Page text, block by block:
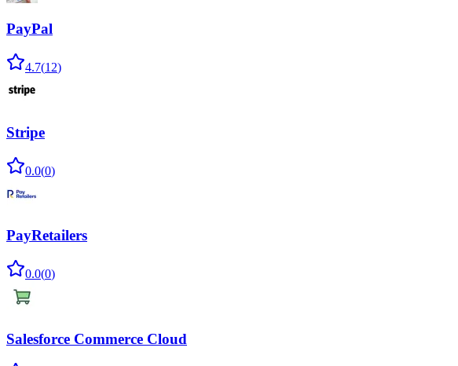
PayPal
4.7(12)
Stripe
0.0(0)
PayRetailers
0.0(0)
Salesforce Commerce Cloud